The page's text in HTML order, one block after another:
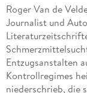
Roger Van de
Journalist und
Entzugsanstalten
Kontrollregimes
niederschrieb, die